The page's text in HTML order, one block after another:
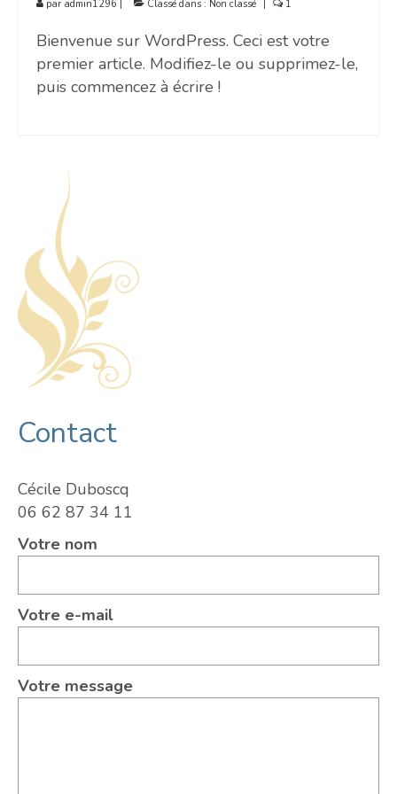
par admin1296 | Classé dans : Non classé | 1
Bienvenue sur WordPress. Ceci est votre
premier article. Modifiez-le ou supprimez-le,
puis commencez à écrire !
Contact
Cécile Duboscq
06 62 87 34 11
Votre nom
Votre e-mail
Votre message